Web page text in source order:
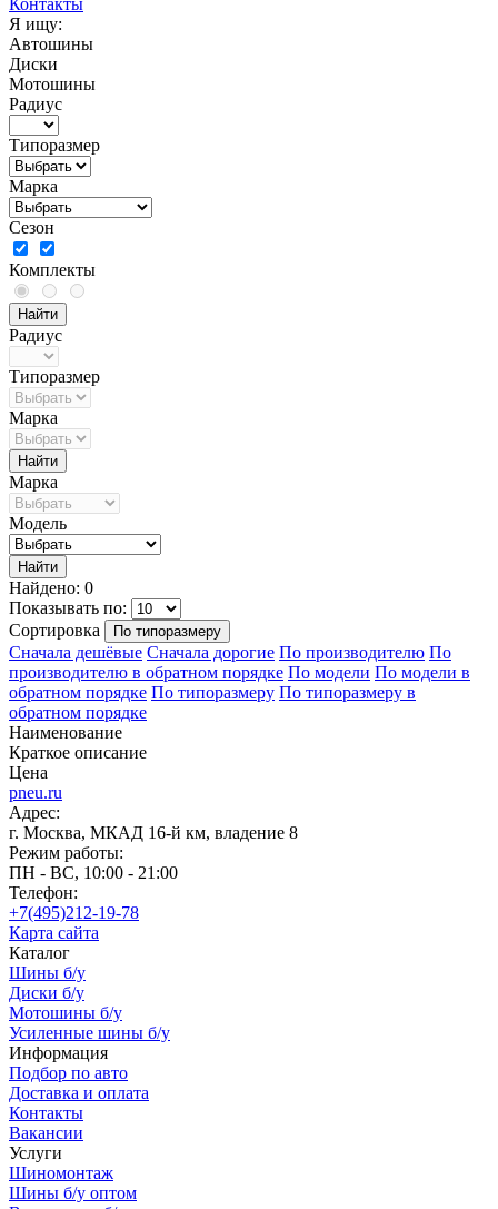
Контакты
Я ищу:
Автошины
Диски
Мотошины
Радиус
Типоразмер
Марка
Сезон
Комплекты
Радиус
Типоразмер
Марка
Марка
Модель
Найдено: 0
Показывать по:
Сортировка
По типоразмеру
Сначала дешёвые Сначала дорогие По производителю По
производителю в обратном порядке По модели По модели в
обратном порядке По типоразмеру По типоразмеру в
обратном порядке
Наименование
Краткое описание
Цена
pneu.ru
Адрес:
г. Москва, МКАД 16-й км, владение 8
Режим работы:
ПН - ВС, 10:00 - 21:00
Телефон:
+7(495)212-19-78
Карта сайта
Каталог
Шины б/у
Диски б/у
Мотошины б/у
Усиленные шины б/у
Информация
Подбор по авто
Доставка и оплата
Контакты
Вакансии
Услуги
Шиномонтаж
Шины б/у оптом